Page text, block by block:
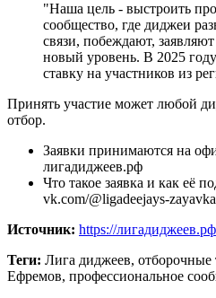
"Наша цель - выстроить
сообщество, где диджеи
связи, побеждают,
новый уровень. В 2025
ставку на участников из
Принять участие может любой
отбор.
Заявки принимаются на
лигадиджеев.рф
Что такое заявка и как её
vk.com/@ligadeejays-zayavka
Источник: https://лигадиджеев.рф
Теги: Лига диджеев,
Ефремов, профессиональное